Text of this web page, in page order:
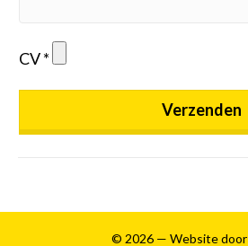
CV
Verzenden
© 2026 — Website door